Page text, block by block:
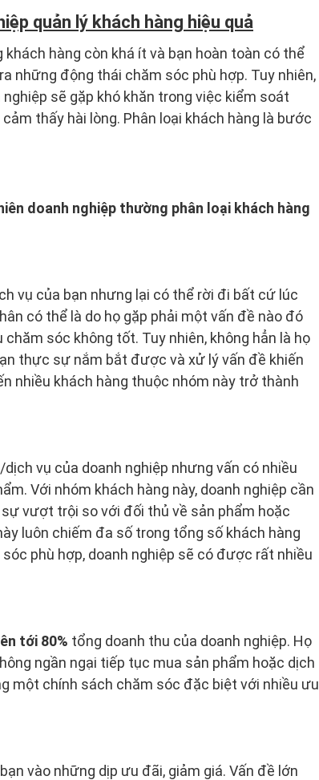
quản lý khách hàng hiệu quả
hàng còn khá ít và bạn hoàn toàn có thể
những động thái chăm sóc phù hợp. Tuy nhiên,
sẽ gặp khó khăn trong việc kiểm soát
thấy hài lòng. Phân loại khách hàng là bước
doanh nghiệp thường phân loại khách hàng
vụ của bạn nhưng lại có thể rời đi bất cứ lúc
có thể là do họ gặp phải một vấn đề nào đó
sóc không tốt. Tuy nhiên, không hẳn là họ
thực sự nắm bắt được và xử lý vấn đề khiến
nhiều khách hàng thuộc nhóm này trở thành
vụ của doanh nghiệp nhưng vấn có nhiều
Với nhóm khách hàng này, doanh nghiệp cần
vượt trội so với đối thủ về sản phẩm hoặc
luôn chiếm đa số trong tổng số khách hàng
phù hợp, doanh nghiệp sẽ có được rất nhiều
tới 80% tổng doanh thu của doanh nghiệp. Họ
ngần ngại tiếp tục mua sản phẩm hoặc dịch
một chính sách chăm sóc đặc biệt với nhiều ưu
vào những dịp ưu đãi, giảm giá. Vấn đề lớn